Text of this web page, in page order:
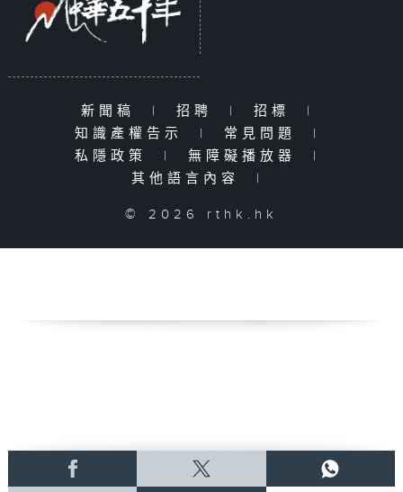
新聞稿 | 招聘 | 招標
|
知識產權告示
| 常見問題
|
私隱政策
| 無障礙播放器
|
其他語言內容
|
© 2026 rthk.hk